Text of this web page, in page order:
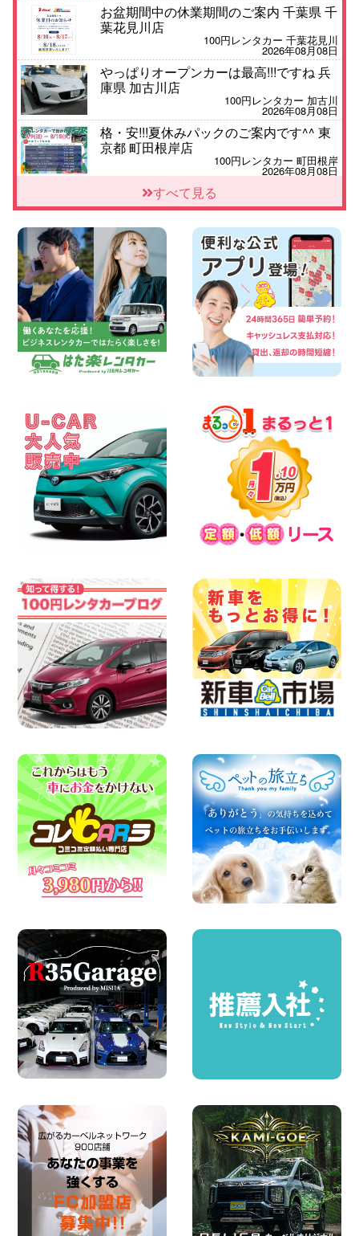
お盆期間中の休業期間のご案内 千葉県 千
葉花見川店
100円レンタカー 千葉花見川
2026年08月08日
やっぱりオープンカーは最高!!!ですね 兵
庫県 加古川店
100円レンタカー 加古川
2026年08月08日
格・安!!!夏休みパックのご案内です^^ 東
京都 町田根岸店
100円レンタカー 町田根岸
2026年08月08日
「お得」お盆限定特別料金!! 兵庫県 神戸
西区枝吉店
2026年08月08日
お盆シーズン空きあり!!100円レンタカー
兵庫駅前店はミニバンも安い!! 兵庫県 兵
庫駅前店
100円レンタカー 兵庫駅前
2026年08月08日
人気の『 軽 トラック 』 ご予約はお早め
に♪ 広島県 ベイシティ宇品店
100円レンタカー ベイシティ宇品
2026年08月08日
100円レンタカー 四日市インター
2026年08月08日
横浜弥生台店限定!!夏季特別キャンペーン
のお知らせ!! 神奈川県 横浜弥生台店
100円レンタカー 横浜弥生台
2026年08月08日
2026三河安城店お盆休みご連絡 愛知県
三河安城店
100円レンタカー 三河安城
2026年08月08日
戸店
100円レンタカー 杉戸
2026年08月07日
佐渡でのドライブは安全第一!交通事故に
ご注意ください 新潟県 佐渡空港店
100円レンタカー 佐渡空港
2026年08月07日
楽しい佐渡旅行を守るために!安全運転の
お願い 新潟県 両津店
100円レンタカー 両津
日産セレナが新入荷!!中川かの里店!! 愛知
県 中川かの里店
100円レンタカー 中川かの里
2026年08月07日
☆ 夏休みクーポン登場!最大9,500円おト
ク! ☆ 鳥取県 鳥取青谷店
100円レンタカー 鳥取青谷
2026年08月07日
夏季休暇のお知らせ 東京都 墨田両国店
100円レンタカー 墨田両国
2026年08月07日
夏季休暇のお知らせ 東京都 墨田文花店
お盆も休まず営業します! 神奈川県 横浜
旭南本宿町店
100円レンタカー 横浜旭南本宿町
2026年08月07日
すべて見る